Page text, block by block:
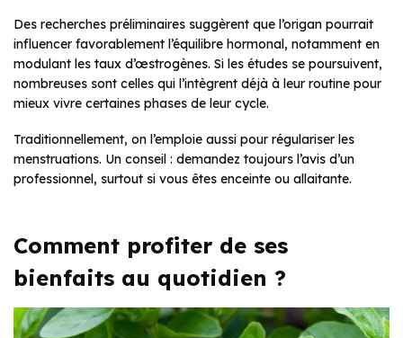
Des recherches préliminaires suggèrent que l’origan pourrait
influencer favorablement l’équilibre hormonal, notamment en
modulant les taux d’œstrogènes. Si les études se poursuivent,
nombreuses sont celles qui l’intègrent déjà à leur routine pour
mieux vivre certaines phases de leur cycle.
Traditionnellement, on l’emploie aussi pour régulariser les
menstruations. Un conseil : demandez toujours l’avis d’un
professionnel, surtout si vous êtes enceinte ou allaitante.
Comment profiter de ses
bienfaits au quotidien ?